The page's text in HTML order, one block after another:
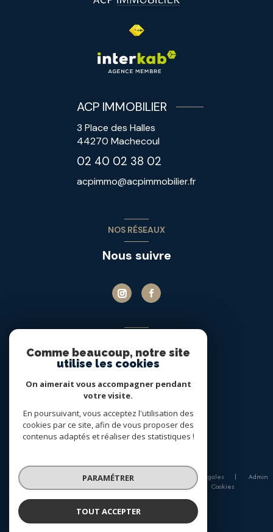
ACP IMMOBILIER
3 Place des Halles
44270 Machecoul
02 40 02 38 02
acpimmo@acpimmobilier.fr
NOS RÉSEAUX
Nous suivre
Nous adhérons
Nos partenaires Mentions légales
Admin
Cookies
Réalisé par :
Comme beaucoup, notre site
utilise les cookies
On aimerait vous accompagner pendant
votre visite.
En poursuivant, vous acceptez l'utilisation des
cookies par ce site, afin de vous proposer des
contenus adaptés et réaliser des statistiques !
PARAMÉTRER
TOUT ACCEPTER